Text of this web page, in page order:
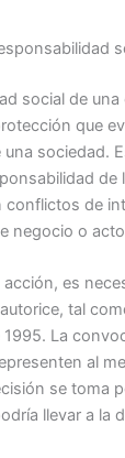
social de una
que
sociedad.
de
conflictos de
negocio o
acción, es
tal
La
al
se toma
llevar a la